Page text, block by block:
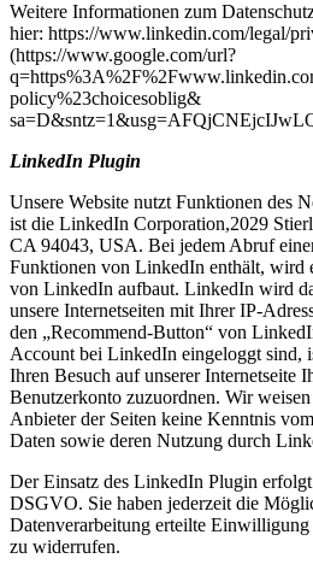
Weitere Informationen zum
hier: https://www.linkedin.com/legal/
(https://www.google.com/url?
policy%23choicesoblig&
LinkedIn Plugin
Unsere Website nutzt Funktionen des
ist die LinkedIn Corporation,2029
CA 94043, USA. Bei jedem Abruf
Funktionen von LinkedIn enthält, wird
von LinkedIn aufbaut. LinkedIn wird
unsere Internetseiten mit Ihrer IP-
den „Recommend-Button“ von
Account bei LinkedIn eingeloggt sind,
Ihren Besuch auf unserer Internetseite
Benutzerkonto zuzuordnen. Wir
Anbieter der Seiten keine Kenntnis
Daten sowie deren Nutzung durch
Der Einsatz des LinkedIn Plugin
DSGVO. Sie haben jederzeit die
Datenverarbeitung erteilte
zu widerrufen.